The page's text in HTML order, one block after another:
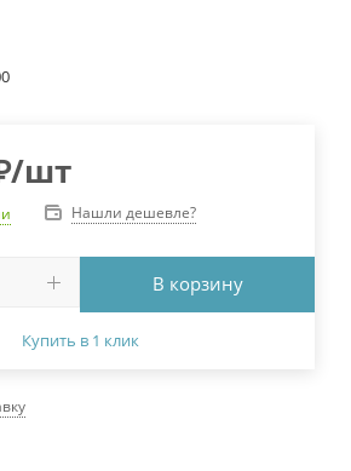
/шт
Нашли дешевле?
В корзину
Купить в 1 клик